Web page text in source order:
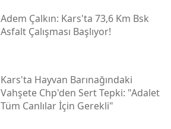
Adem Çalkın: Kars'ta 73,6 Km Bsk
Asfalt Çalışması Başlıyor!
Kars'ta Hayvan Barınağındaki
Vahşete Chp'den Sert Tepki: "adalet
Tüm Canlılar İçin Gerekli"